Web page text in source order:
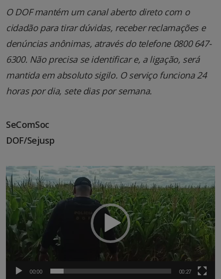
O DOF mantém um canal aberto direto com o
cidadão para tirar dúvidas, receber reclamações e
denúncias anônimas, através do telefone 0800 647-
6300. Não precisa se identificar e, a ligação, será
mantida em absoluto sigilo. O serviço funciona 24
horas por dia, sete dias por semana.
SeComSoc
DOF/Sejusp
Tocador
de
vídeo
00:00 00:27